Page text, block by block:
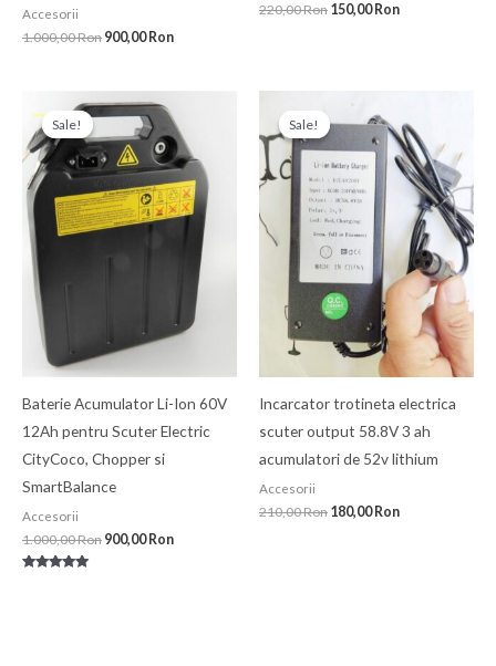
Accesorii
1.000,00Ron 900,00 Ron
220,00Ron 150,00 Ron
Sale!
Sale!
Baterie Acumulator Li-Ion 60V
12Ah pentru Scuter Electric
CityCoco, Chopper si
SmartBalance
Accesorii
1.000,00Ron
Prețul
inițial
a
fost:
1.000,00 Ron.
900,00Ron
curent
este:
900,00 Ron.
Sale!
Sale!
Incarcator trotineta electrica
scuter output 58.8V 3 ah
acumulatori de 52v lithium
Accesorii
210,00Ron
a
fost:
210,00 Ron.
180,00Ron
este:
180,00 Ron.